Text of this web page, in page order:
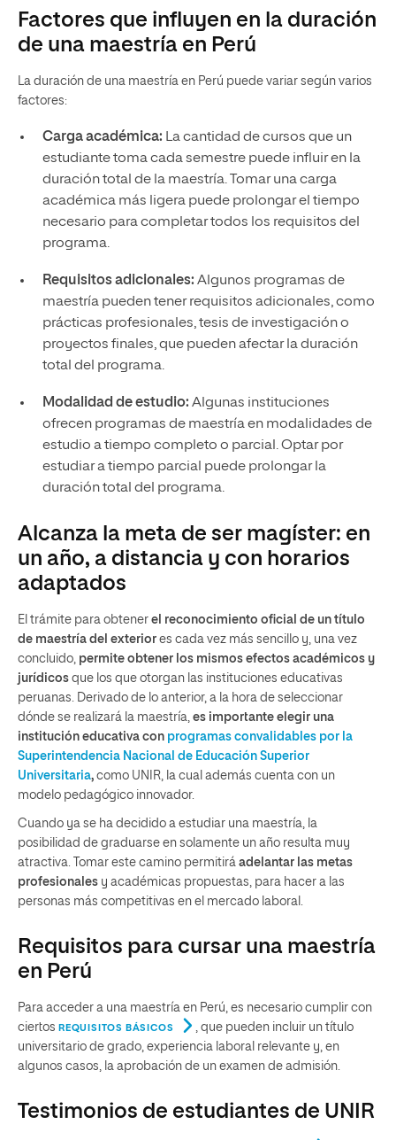
Factores que influyen en la duración
de una maestría en Perú
La duración de una maestría en Perú puede variar según varios
factores:
Carga académica: La cantidad de cursos que un
estudiante toma cada semestre puede influir en la
duración total de la maestría. Tomar una carga
académica más ligera puede prolongar el tiempo
necesario para completar todos los requisitos del
programa.
Requisitos adicionales: Algunos programas de
maestría pueden tener requisitos adicionales, como
prácticas profesionales, tesis de investigación o
proyectos finales, que pueden afectar la duración
total del programa.
Modalidad de estudio: Algunas instituciones
ofrecen programas de maestría en modalidades de
estudio a tiempo completo o parcial. Optar por
estudiar a tiempo parcial puede prolongar la
duración total del programa.
Alcanza la meta de ser magíster: en
un año, a distancia y con horarios
adaptados
El trámite para obtener el reconocimiento oficial de un título
de maestría del exterior es cada vez más sencillo y, una vez
concluido, permite obtener los mismos efectos académicos y
jurídicos que los que otorgan las instituciones educativas
peruanas. Derivado de lo anterior, a la hora de seleccionar
dónde se realizará la maestría, es importante elegir una
institución educativa con programas convalidables por la
Superintendencia Nacional de Educación Superior
Universitaria, como UNIR, la cual además cuenta con un
modelo pedagógico innovador.
Cuando ya se ha decidido a estudiar una maestría, la
posibilidad de graduarse en solamente un año resulta muy
atractiva. Tomar este camino permitirá adelantar las metas
profesionales y académicas propuestas, para hacer a las
personas más competitivas en el mercado laboral.
Requisitos para cursar una maestría
en Perú
Para acceder a una maestría en Perú, es necesario cumplir con
ciertos REQUISITOS BÁSICOS
, que pueden incluir un título
universitario de grado, experiencia laboral relevante y, en
algunos casos, la aprobación de un examen de admisión.
Testimonios de estudiantes de UNIR